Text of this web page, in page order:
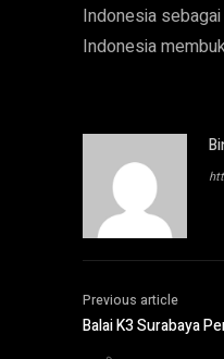
Indonesia
Indonesia
Previous article
Balai K3 Surabaya